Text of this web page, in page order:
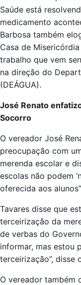
Saúde está
medicamento
Barbosa também
Casa de
trabalho que vem
na direção do
(DEÁGUA).
José Renato
Socorro
O vereador José
preocupação com
merenda escolar e
escolas não podem
oferecida aos
Tavares disse que
terceirização da
de verbas do
informar, mas estou
terceirização”, disse
O vereador também